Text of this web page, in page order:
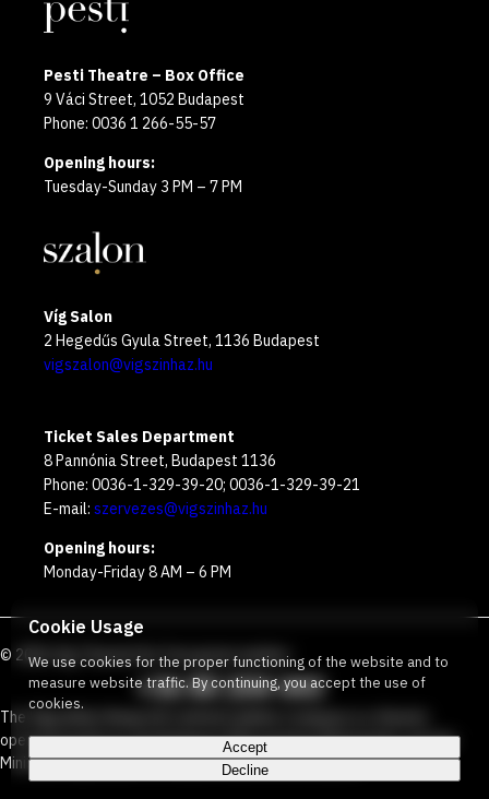
Pesti Theatre – Box Office
9 Váci Street, 1052 Budapest
Phone: 0036 1 266-55-57
Opening hours:
Tuesday-Sunday 3 PM – 7 PM
Víg Salon
2 Hegedűs Gyula Street, 1136 Budapest
vigszalon@vigszinhaz.hu
Ticket Sales Department
8 Pannónia Street, Budapest 1136
Phone: 0036-1-329-39-20; 0036-1-329-39-21
E-mail: szervezes@vigszinhaz.hu
Opening hours:
Monday-Friday 8 AM – 6 PM
© 2026 Víg Theater Our free green number:
+36 80 204 443
The Vígszínház Nonprofit Limited Liability Company is a theater
operated jointly by the Budapest Metropolitan Municipality and the
Ministry Responsible for Social Relations and Culture.
Cookie Usage
We use cookies for the proper functioning of the website and to
measure website traffic. By continuing, you accept the use of
cookies.
Accept
Decline